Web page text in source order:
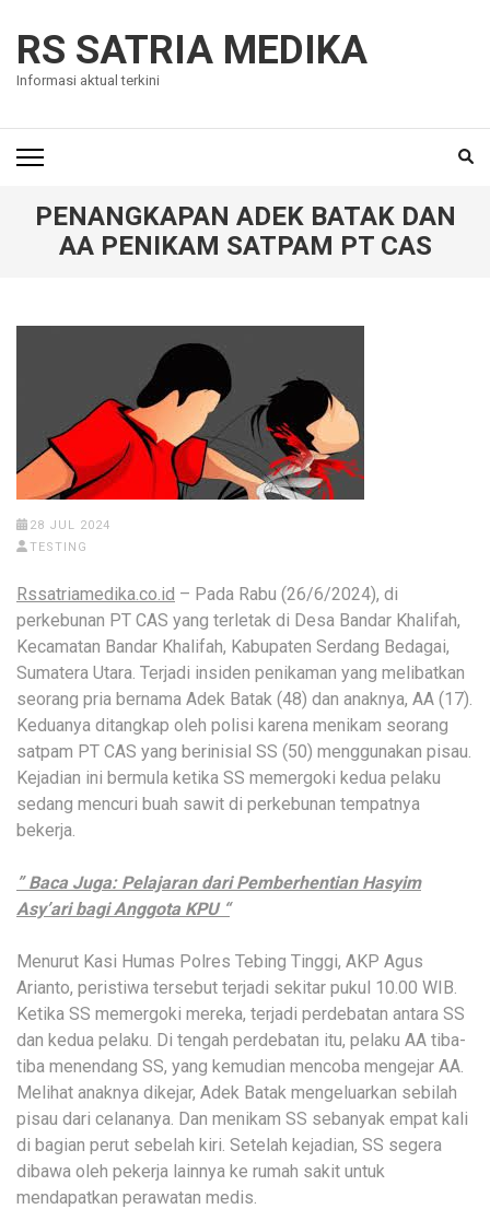
content
(Press
RS SATRIA MEDIKA
Informasi aktual terkini
PENANGKAPAN ADEK BATAK DAN
AA PENIKAM SATPAM PT CAS
28 JUL 2024
TESTING
Rssatriamedika.co.id – Pada Rabu (26/6/2024), di
perkebunan PT CAS yang terletak di Desa Bandar Khalifah,
Kecamatan Bandar Khalifah, Kabupaten Serdang Bedagai,
Sumatera Utara. Terjadi insiden penikaman yang melibatkan
seorang pria bernama Adek Batak (48) dan anaknya, AA (17).
Keduanya ditangkap oleh polisi karena menikam seorang
satpam PT CAS yang berinisial SS (50) menggunakan pisau.
Kejadian ini bermula ketika SS memergoki kedua pelaku
sedang mencuri buah sawit di perkebunan tempatnya
bekerja.
” Baca Juga: Pelajaran dari Pemberhentian Hasyim
Asy’ari bagi Anggota KPU “
Menurut Kasi Humas Polres Tebing Tinggi, AKP Agus
Arianto, peristiwa tersebut terjadi sekitar pukul 10.00 WIB.
Ketika SS memergoki mereka, terjadi perdebatan antara SS
dan kedua pelaku. Di tengah perdebatan itu, pelaku AA tiba-
tiba menendang SS, yang kemudian mencoba mengejar AA.
Melihat anaknya dikejar, Adek Batak mengeluarkan sebilah
pisau dari celananya. Dan menikam SS sebanyak empat kali
di bagian perut sebelah kiri. Setelah kejadian, SS segera
dibawa oleh pekerja lainnya ke rumah sakit untuk
mendapatkan perawatan medis.